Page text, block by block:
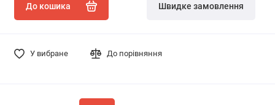
До кошика Швидке замовлення
У вибране До порівняння